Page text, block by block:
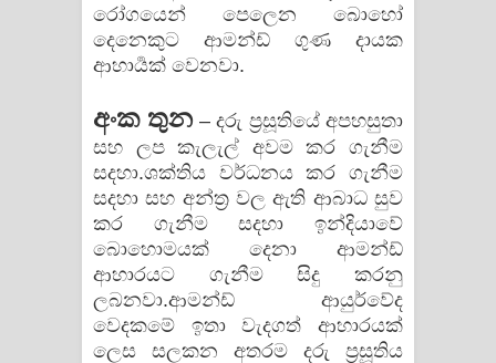
දන්නවාද මාව ගීතයේ පද පෙළ
රෝගයෙන් පෙලෙන බොහෝ
දෙනෙකුට ආමන්ඩ් ගුණ දායක
ආහාර්‍යක් වෙනවා.
අංක තුන– දරු ප්‍රසූතියේ අපහසුතා
සහ ලප කැලැල් අවම කර ගැනීම
සදහා.ශක්තිය වර්ධනය කර ගැනීම
සදහා සහ අන්ත්‍ර වල ඇති ආබාධ සුව
කර ගැනීම සදහා ඉන්දියාවේ
බොහොමයක් දෙනා ආමන්ඩ්
ආහාරයට ගැනීම සිදු කරනු
ලබනවා.ආමන්ඩ් ආයුර්වේද
වෙදකමේ ඉතා වැදගත් ආහාරයක්
ලෙස සලකන අතරම දරු ප්‍රසූතිය